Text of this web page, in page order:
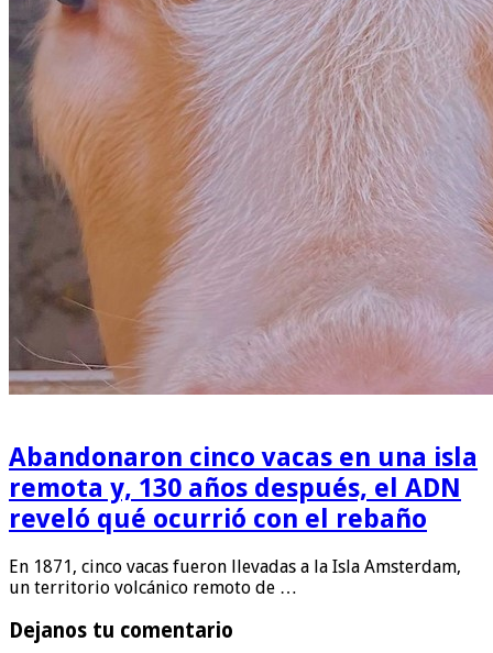
Abandonaron cinco vacas en una isla
remota y, 130 años después, el ADN
reveló qué ocurrió con el rebaño
En 1871, cinco vacas fueron llevadas a la Isla Amsterdam,
un territorio volcánico remoto de …
Dejanos tu comentario